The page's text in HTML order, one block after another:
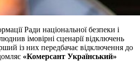
Ради національної безпеки і
імовірні сценарії відключень
із них передбачає відключення до
«Комерсант Український»